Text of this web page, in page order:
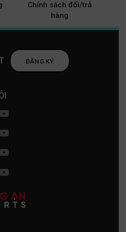
Chính sách đổi/trả
hàng
ĐĂNG KÝ